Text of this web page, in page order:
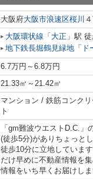
大阪府大阪市浪速区桜川
大阪環状線 「 大正 」駅
地下鉄長堀鶴見緑地 「 ド
6.7万円～6.8万円
21.33㎡～21.42㎡
マンション / 鉄筋コンクリ
ト
「gm難波ウエストD.C.
(徒歩5分)がありちょっと
徒歩10分に立地していま
だけ早めに不動産情報を
情報をいち早くお届けしま